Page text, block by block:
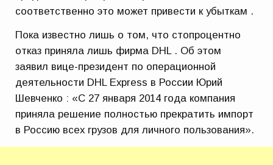
соответственно это может привести к убыткам .
Пока известно лишь о том, что стопроцентно
отказ приняла лишь фирма DHL . Об этом
заявил вице-президент по операционной
деятельности DHL Express в России Юрий
Шевченко : «С 27 января 2014 года компания
приняла решение полностью прекратить импорт
в Россию всех грузов для личного пользования».